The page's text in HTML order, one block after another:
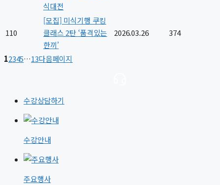
식대전
110
[모집] 미식기행 쿠킹
클래스 2탄 ‘품격있는
한끼’
2026.03.26 374
12345…13다음페이지
수강상담하기
수강안내
주요행사